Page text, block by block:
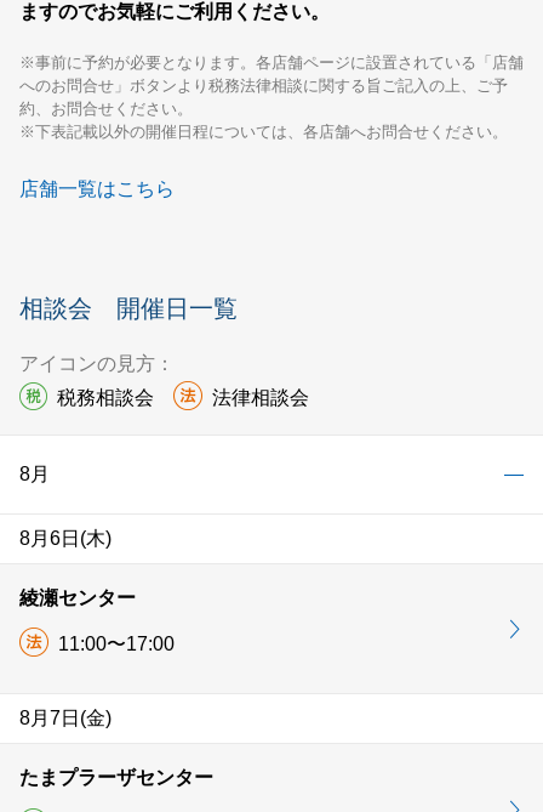
ますのでお気軽にご利用ください。
※事前に予約が必要となります。各店舗ページに設置されている「店舗
へのお問合せ」ボタンより税務法律相談に関する旨ご記入の上、ご予
約、お問合せください。
※下表記載以外の開催日程については、各店舗へお問合せください。
店舗一覧はこちら
相談会 開催日一覧
アイコンの見方：
税務相談会
法律相談会
8月
8月6日(木)
綾瀬センター
11:00〜17:00
8月7日(金)
たまプラーザセンター